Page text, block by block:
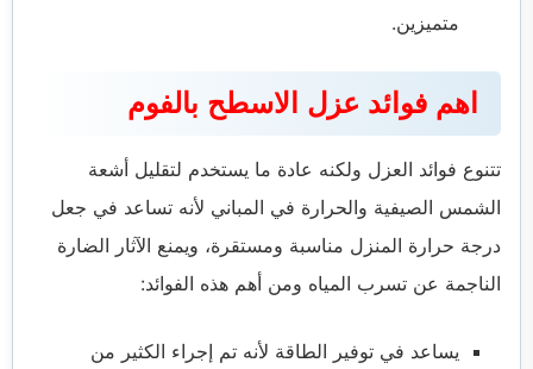
متميزين.
اهم فوائد عزل الاسطح بالفوم
تتنوع فوائد العزل ولكنه عادة ما يستخدم لتقليل أشعة
الشمس الصيفية والحرارة في المباني لأنه تساعد في جعل
درجة حرارة المنزل مناسبة ومستقرة، ويمنع الآثار الضارة
الناجمة عن تسرب المياه ومن أهم هذه الفوائد:
يساعد في توفير الطاقة لأنه تم إجراء الكثير من